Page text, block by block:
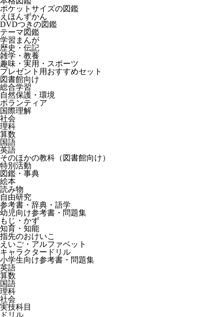
ポケットサイズの図鑑
えほんずかん
DVDつきの図鑑
テーマ図鑑
学習まんが
歴史・伝記
雑学・教養
趣味・実用・スポーツ
プレゼント用おすすめセット
図書館向け
総合学習
自然保護・環境
ボランティア
国際理解
社会
理科
算数
国語
英語
そのほかの教科（図書館向け）
特別活動
図鑑・事典
絵本
読み物
自由研究
参考書・辞典・語学
幼児向け参考書・問題集
もじ・かず
知育・知能
指先のおけいこ
えいご・アルファベット
キャラクタードリル
小学生向け参考書・問題集
英語
算数
国語
理科
社会
実技科目
ドリル